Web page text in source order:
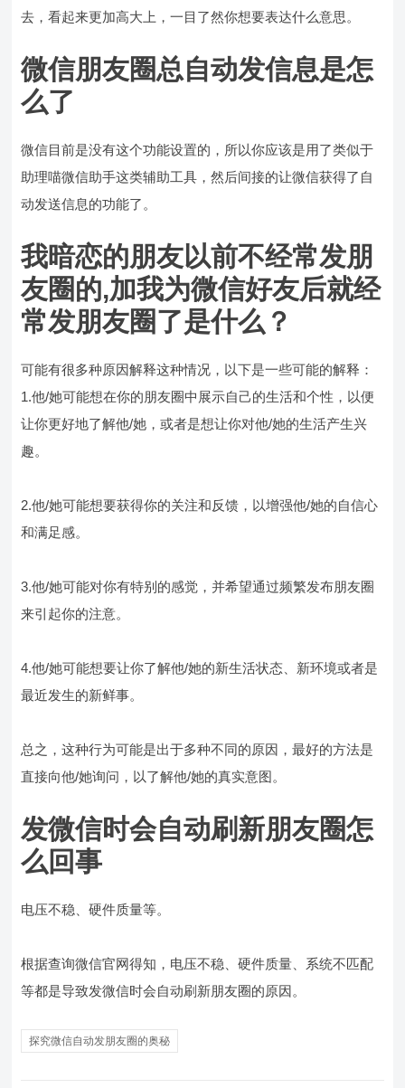
去，看起来更加高大上，一目了然你想要表达什么意思。
微信朋友圈总自动发信息是怎
么了
微信目前是没有这个功能设置的，所以你应该是用了类似于
助理喵微信助手这类辅助工具，然后间接的让微信获得了自
动发送信息的功能了。
我暗恋的朋友以前不经常发朋
友圈的,加我为微信好友后就经
常发朋友圈了是什么？
可能有很多种原因解释这种情况，以下是一些可能的解释：
1.他/她可能想在你的朋友圈中展示自己的生活和个性，以便
让你更好地了解他/她，或者是想让你对他/她的生活产生兴
趣。
2.他/她可能想要获得你的关注和反馈，以增强他/她的自信心
和满足感。
3.他/她可能对你有特别的感觉，并希望通过频繁发布朋友圈
来引起你的注意。
4.他/她可能想要让你了解他/她的新生活状态、新环境或者是
最近发生的新鲜事。
总之，这种行为可能是出于多种不同的原因，最好的方法是
直接向他/她询问，以了解他/她的真实意图。
发微信时会自动刷新朋友圈怎
么回事
电压不稳、硬件质量等。
根据查询微信官网得知，电压不稳、硬件质量、系统不匹配
等都是导致发微信时会自动刷新朋友圈的原因。
探究微信自动发朋友圈的奥秘